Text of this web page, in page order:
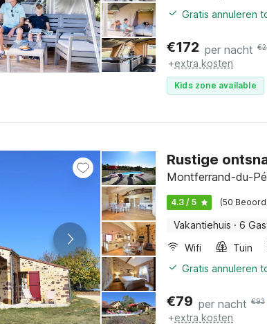
Gratis annuleren
€172 per nacht €
+extra kosten
Kids zone available
Rustige
Montferrand-du-
4.3 / 5 (50
Vakantiehuis · 6
Wifi
Tuin
Gratis annuleren
€79 per nacht €93
+extra kosten